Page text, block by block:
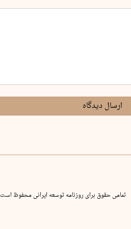
ارسال دیدگاه
تمامی حقوق برای روزنامه توسعه ایرانی محفوظ است